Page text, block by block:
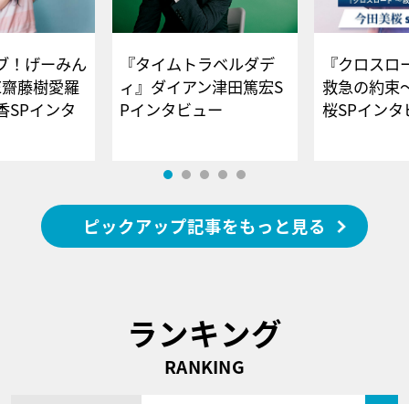
！げーみん
藤樹愛羅
SPインタ
『タイムトラベルダデ
ィ』ダイアン津田篤宏S
Pインタビュー
『クロス
救急の約束
桜SPイ
ピックアップ記事をもっと見る
ランキング
RANKING